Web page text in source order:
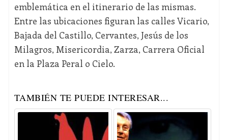
emblemática en el itinerario de las mismas.
Entre las ubicaciones figuran las calles Vicario,
Bajada del Castillo, Cervantes, Jesús de los
Milagros, Misericordia, Zarza, Carrera Oficial
en la Plaza Peral o Cielo.
TAMBIÉN TE PUEDE INTERESAR...